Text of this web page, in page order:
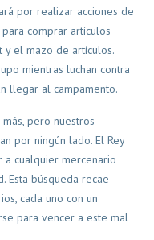
por realizar acciones de
comprar artículos
el mazo de artículos.
mientras luchan contra
llegar al campamento.
pero nuestros
por ningún lado. El Rey
cualquier mercenario
Esta búsqueda recae
cada uno con un
para vencer a este mal